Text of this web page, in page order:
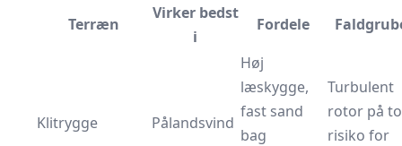
Terræn
Virker bedst
i
Fordele
Klitrygge Pålandsvind
Høj
læskygge,
fast sand
bag
Turbulent
rotor på
risiko for